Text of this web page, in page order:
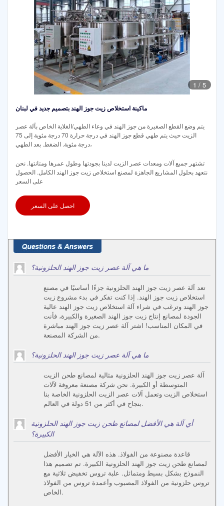
1 / 5
ماكينة استخلاص زيت جوز الهند بتصميم جديد في لبنان
يتم وضع القطع الصغيرة من جوز الهند في وعاء الطهي/الغلاية الخاص بآلة عصر
الزيت حيث يتم طهي قطع جوز الهند في درجة حرارة 70 درجة مئوية إلى 75
درجة مئوية. الضغط. بعد الطهي،
تشتهر جميع آلات ومعدات عصر الزيت لدينا بجودتها وطول عمرها ومتانتها. نحن
نتعهد بحلول المشاريع الجاهزة لمصنع استخلاص زيت جوز الهند الكامل. الحصول
على السعر
احصل على السعر
ما هي آلة عصر زيت جوز الهند الحلزونية؟
تعد آلة عصر زيت جوز الهند الحلزونية جزءًا أساسيًا في مصنع
استخلاص زيت جوز الهند. إذا كنت تفكر في بدء مشروع زيت
جوز الهند وترغب في شراء آلة استخلاص زيت جوز الهند عالية
الجودة لمصانع إنتاج زيت جوز الهند الصغيرة والكبيرة، فأنت
في المكان المناسب! اشتر آلة عصر زيت جوز الهند مباشرة
من الشركة المصنعة.
ما هي آلة عصر زيت جوز الهند الحلزونية؟
آلة عصر زيت جوز الهند الحلزونية مثالية لمصانع طحن الزيت
المتوسطة أو الكبيرة. نحن شركة مصنعة معروفة لآلات
استخلاص الزيت وتعمل آلات عصر الزيت الحلزونية الخاصة بنا
بنجاح في أكثر من 51 دولة في العالم.
أي آلة هي الأفضل لمصانع طحن زيت جوز الهند الحلزونية
الكبيرة؟
قاعدة مصنوعة من الفولاذ. هذه الآلة هي الخيار الأفضل
لمصانع طحن زيت جوز الهند الحلزونية الكبيرة. تم تصميم هذا
النموذج بشكل بسيط ومتماثل. علبة تروس تخفيض ثلاثية مع
تروس حلزونية من الفولاذ المصبوب وأعمدة تروس من الفولاذ
الخاص.